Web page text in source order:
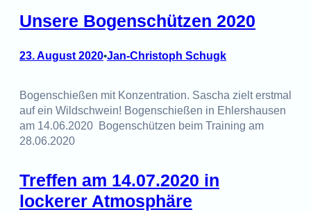
Unsere Bogenschützen 2020
23. August 2020•Jan-Christoph Schugk
Bogenschießen mit Konzentration. Sascha zielt erstmal
auf ein Wildschwein! Bogenschießen in Ehlershausen
am 14.06.2020 Bogenschützen beim Training am
28.06.2020
Treffen am 14.07.2020 in
lockerer Atmosphäre